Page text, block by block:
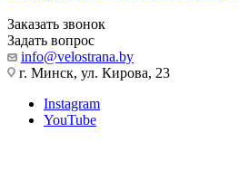
Заказать звонок
Задать вопрос
info@velostrana.by
г. Минск, ул. Кирова, 23
Instagram
YouTube